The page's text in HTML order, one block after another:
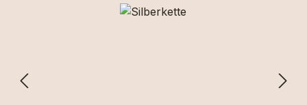
Bildergalerie überspringen